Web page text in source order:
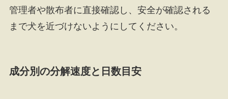
管理者や散布者に直接確認し、安全が確認される
まで犬を近づけないようにしてください。
成分別の分解速度と日数目安